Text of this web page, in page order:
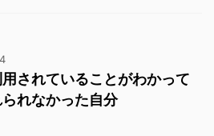
されていることがわかって
られなかった自分